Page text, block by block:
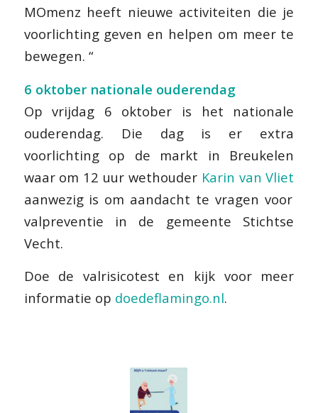
MOmenz heeft nieuwe activiteiten die je
voorlichting geven en helpen om meer te
bewegen. “
6 oktober nationale ouderendag
Op vrijdag 6 oktober is het nationale
ouderendag. Die dag is er extra
voorlichting op de markt in Breukelen
waar om 12 uur wethouder Karin van Vliet
aanwezig is om aandacht te vragen voor
valpreventie in de gemeente Stichtse
Vecht.
Doe de valrisicotest en kijk voor meer
informatie op doedeflamingo.nl.